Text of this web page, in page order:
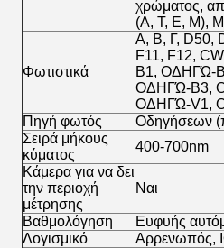
χρώματος,
(Α, Τ, Ε, Μ),
Φωτιστικά
Α, Β, Γ, D50,
F11, F12,
B1, ΟΔΗΓΏ-
ΟΔΗΓΏ-B3,
ΟΔΗΓΏ-V1,
Πηγή φωτός
Οδηγήσεων
Σειρά μήκους
κύματος
400-700nm
Κάμερα για να δει
την περιοχή
μέτρησης
Ναι
Βαθμολόγηση
Ευφυής
Λογισμικό
Αρρενωπός,